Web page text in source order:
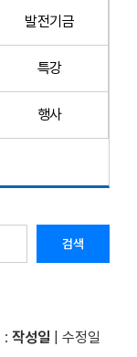
발전기금
특강
행사
검색
: 작성일 수정일